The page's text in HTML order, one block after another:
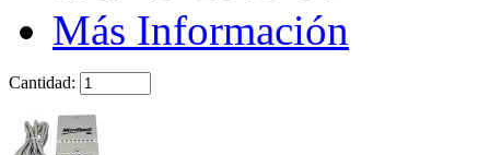
Más Información
Cantidad: